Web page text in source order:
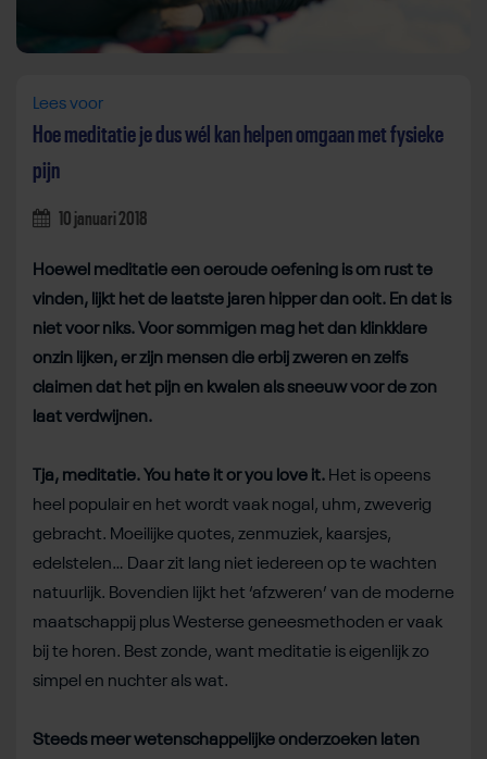
Lees voor
Hoe meditatie je dus wél kan helpen omgaan met fysieke
pijn
10 januari 2018
Hoewel meditatie een oeroude oefening is om rust te
vinden, lijkt het de laatste jaren hipper dan ooit. En dat is
niet voor niks. Voor sommigen mag het dan klinkklare
onzin lijken, er zijn mensen die erbij zweren en zelfs
claimen dat het pijn en kwalen als sneeuw voor de zon
laat verdwijnen.
Tja, meditatie. You hate it or you love it. Het is opeens
heel populair en het wordt vaak nogal, uhm, zweverig
gebracht. Moeilijke quotes, zenmuziek, kaarsjes,
edelstelen… Daar zit lang niet iedereen op te wachten
natuurlijk. Bovendien lijkt het ‘afzweren’ van de moderne
maatschappij plus Westerse geneesmethoden er vaak
bij te horen. Best zonde, want meditatie is eigenlijk zo
simpel en nuchter als wat.
Steeds meer wetenschappelijke onderzoeken laten